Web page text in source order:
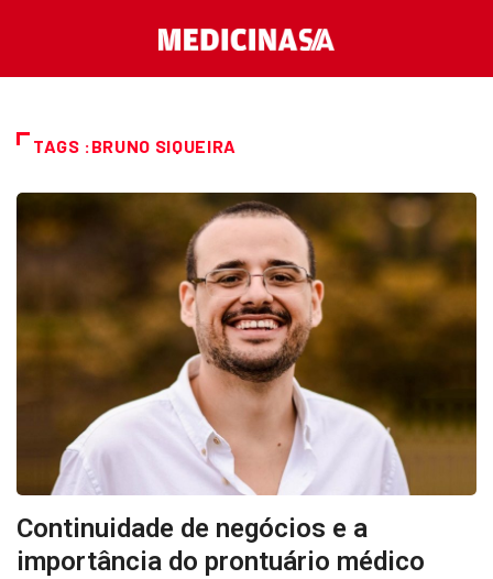
TAGS :BRUNO SIQUEIRA
Continuidade de negócios e a
importância do prontuário médico